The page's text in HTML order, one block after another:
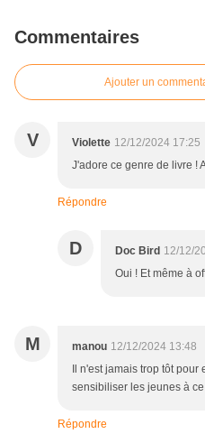
Commentaires
Ajouter un
V Violette 12/12/2024 17:25
J'adore ce genre de livre !
Répondre
D Doc Bird 12/12/
Oui ! Et même à
M manou 12/12/2024 13:48
Il n'est jamais trop tôt
sensibiliser les jeunes à
Répondre